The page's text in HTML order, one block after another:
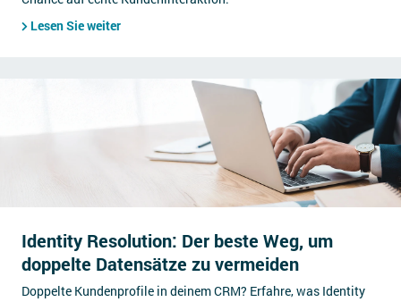
Lesen Sie weiter
Identity Resolution: Der beste Weg, um
doppelte Datensätze zu vermeiden
Doppelte Kundenprofile in deinem CRM? Erfahre, was Identity